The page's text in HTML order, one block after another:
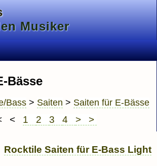
Musiker
Bässe
Bass > Saiten > Saiten für E-Bässe
< 1 2 3 4 > >
Rocktile Saiten für E-Bass Light